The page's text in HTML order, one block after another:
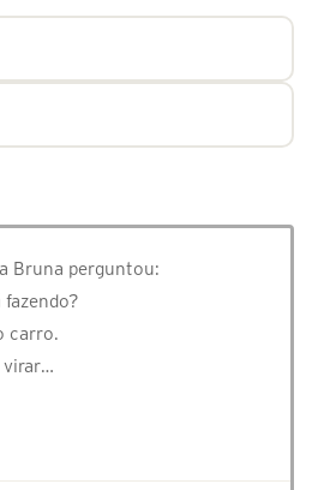
Bruna perguntou:
carro.
virar…